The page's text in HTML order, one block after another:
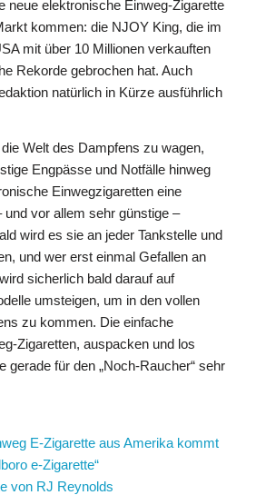
neue elektronische Einweg-Zigarette
kommen: die NJOY King, die im
mit über 10 Millionen verkauften
Rekorde gebrochen hat. Auch
natürlich in Kürze ausführlich
Welt des Dampfens zu wagen,
Engpässe und Notfälle hinweg
Einwegzigaretten eine
vor allem sehr günstige –
wird es sie an jeder Tankstelle und
und wer erst einmal Gefallen an
sicherlich bald darauf auf
umsteigen, um in den vollen
zu kommen. Die einfache
Zigaretten, auspacken und los
gerade für den „Noch-Raucher“ sehr
E-Zigarette aus Amerika kommt
e-Zigarette“
von RJ Reynolds